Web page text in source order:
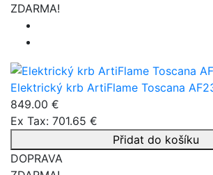
ZDARMA!
Elektrický krb ArtiFlame Toscana
849.00 €
Ex Tax: 701.65 €
Přidat do košíku
DOPRAVA